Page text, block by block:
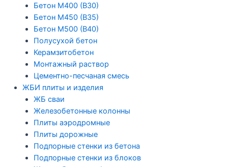
Бетон М400 (В30)
Бетон М450 (В35)
Бетон М500 (В40)
Полусухой бетон
Керамзитобетон
Монтажный раствор
Цементно-песчаная смесь
ЖБИ плиты и изделия
ЖБ сваи
Железобетонные колонны
Плиты аэродромные
Плиты дорожные
Подпорные стенки из бетона
Подпорные стенки из блоков